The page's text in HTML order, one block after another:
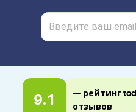
9.1
— рейтинг
отзывов